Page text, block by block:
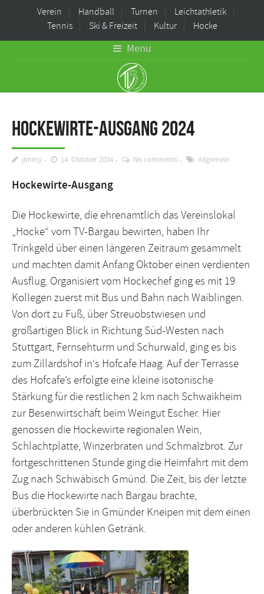
Verein Handball Turnen
Leichtathletik
Tennis
Ski & Freizeit Kultur Hocke
Menu
Hockewirte-Ausgang 2024
jimmy 14. Oktober 2024 No comments Allgemein
Hockewirte-Ausgang
Die Hockewirte, die ehrenamtlich das Vereinslokal
„Hocke“ vom TV-Bargau bewirten, haben Ihr
Trinkgeld über einen längeren Zeitraum gesammelt
und machten damit Anfang Oktober einen verdienten
Ausflug. Organisiert vom Hockechef ging es mit 19
Kollegen zuerst mit Bus und Bahn nach Waiblingen.
Von dort zu Fuß, über Streuobstwiesen und
großartigen Blick in Richtung Süd-Westen nach
Stuttgart, Fernsehturm und Schurwald, ging es bis
zum Zillardshof in‘s Hofcafe Haag. Auf der Terrasse
des Hofcafe’s erfolgte eine kleine isotonische
Stärkung für die restlichen 2 km nach Schwaikheim
zur Besenwirtschaft beim Weingut Escher. Hier
genossen die Hockewirte regionalen Wein,
Schlachtplatte, Winzerbraten und Schmalzbrot. Zur
fortgeschrittenen Stunde ging die Heimfahrt mit dem
Zug nach Schwäbisch Gmünd. Die Zeit, bis der letzte
Bus die Hockewirte nach Bargau brachte,
überbrückten Sie in Gmünder Kneipen mit dem einen
oder anderen kühlen Getränk.